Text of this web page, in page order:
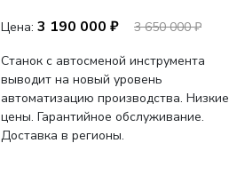
Цена: 3 190 000 ₽
3 650 000 ₽
Станок с автосменой инструмента
выводит на новый уровень
автоматизацию производства. Низкие
цены. Гарантийное обслуживание.
Доставка в регионы.